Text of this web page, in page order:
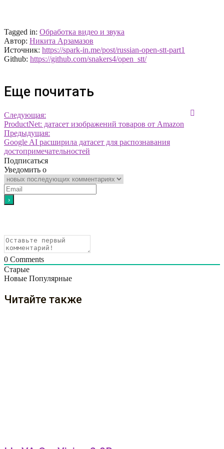
Tagged in: Обработка видео и звука
Автор: Никита Арзамазов
Источник: https://spark-in.me/post/russian-open-stt-part1
Github: https://github.com/snakers4/open_stt/
Еще почитать
Следующая:
ProductNet: датасет изображений товаров от Amazon
Предыдущая:
Google AI расширила датасет для распознавания
достопримечательностей
Подписаться
Уведомить о
0 Comments
Старые
Новые Популярные
Читайте также